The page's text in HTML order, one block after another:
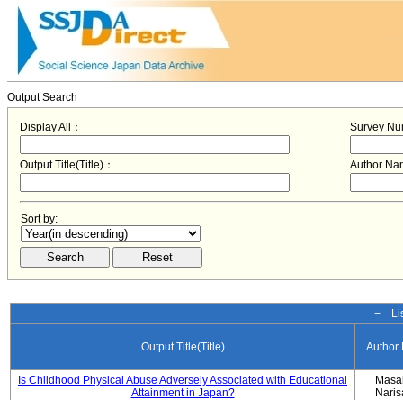
Output Search
Display All： Survey
Output Title(Title)： Author
Sort by:
−
Output Title(Title) Author
Is Childhood Physical Abuse Adversely Associated with Educational
Attainment in Japan?